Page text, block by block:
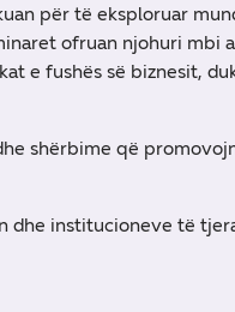
për të eksploruar
ofruan njohuri mbi
e fushës së biznesit,
shërbime që
dhe institucioneve të